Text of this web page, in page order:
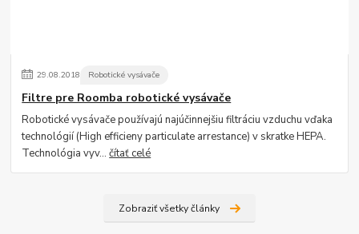
29.08.2018 Robotické vysávače
Filtre pre Roomba robotické vysávače
Robotické vysávače používajú najúčinnejšiu filtráciu vzduchu vďaka
technológií (High efficieny particulate arrestance) v skratke HEPA.
Technológia vyv...čítať celé
Zobraziť všetky články